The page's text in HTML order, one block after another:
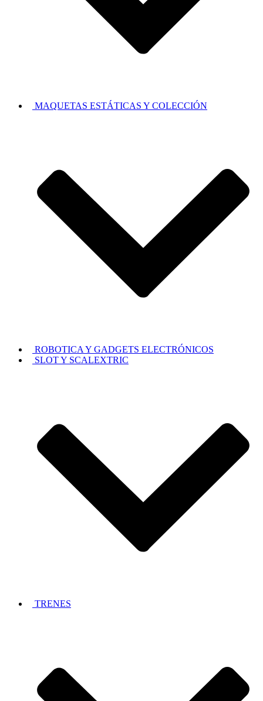
MAQUETAS ESTÁTICAS Y COLECCIÓN
ROBOTICA Y GADGETS ELECTRÓNICOS
SLOT Y SCALEXTRIC
TRENES